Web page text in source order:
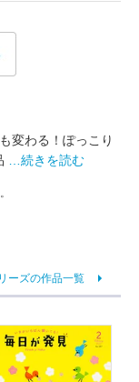
変わる！ぽっこり
…続きを読む
ーズの作品一覧